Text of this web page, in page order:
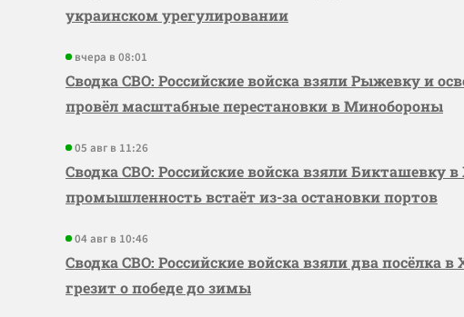
украинском урегулировании
вчера в 08:01
Сводка СВО: Российские войска взяли Рыжевку и
провёл масштабные перестановки в Минобороны
05 авг в 11:26
Сводка СВО: Российские войска взяли Бикташевку
промышленность встаёт из-за остановки портов
04 авг в 10:46
Сводка СВО: Российские войска взяли два посёлка
грезит о победе до зимы